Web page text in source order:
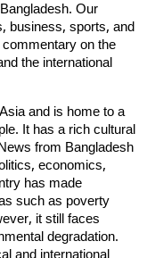
Our
business, sports, and
on the
the international
and is home to a
It has a rich cultural
from Bangladesh
economics,
has made
such as poverty
it still faces
degradation.